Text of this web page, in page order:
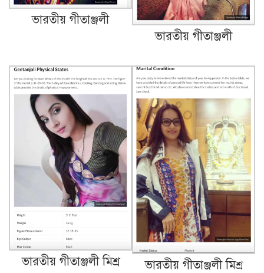
ভারতীয় গীতাঞ্জলী
ভারতীয় গীতাঞ্জলী
ভারতীয় গীতাঞ্জলী মিশ্র ভারতীয় গীতাঞ্জলী মিশ্র